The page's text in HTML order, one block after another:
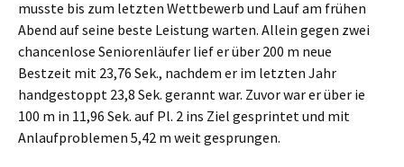
musste bis zum letzten Wettbewerb und Lauf am frühen
Abend auf seine beste Leistung warten. Allein gegen zwei
chancenlose Seniorenläufer lief er über 200 m neue
Bestzeit mit 23,76 Sek., nachdem er im letzten Jahr
handgestoppt 23,8 Sek. gerannt war. Zuvor war er über ie
100 m in 11,96 Sek. auf Pl. 2 ins Ziel gesprintet und mit
Anlaufproblemen 5,42 m weit gesprungen.